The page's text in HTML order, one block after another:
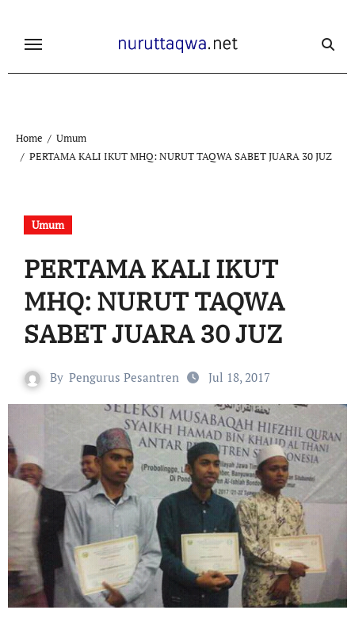
content
Home
Umum
PERTAMA KALI IKUT MHQ: NURUT TAQWA SABET JUARA 30 JUZ
Umum
PERTAMA KALI IKUT
MHQ: NURUT TAQWA
SABET JUARA 30 JUZ
By Pengurus Pesantren Jul 18, 2017